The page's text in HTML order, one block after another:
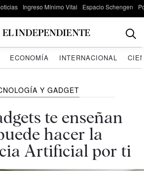
Ingreso Mínimo Vital Espacio Schengen
ECONOMÍA INTERNACIONAL
Y GADGET
te enseñan
hacer la
Artificial por ti